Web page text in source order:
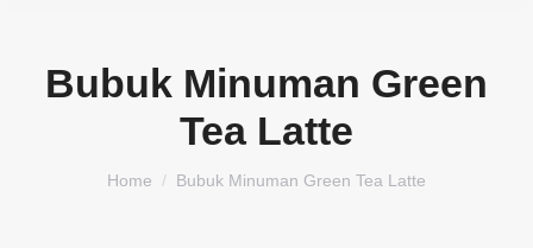
Bubuk Minuman Green
Tea Latte
You are here:
Home Bubuk Minuman Green Tea Latte